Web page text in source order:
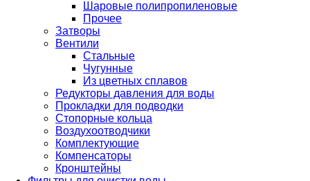
Шаровые полипропиленовые
Прочее
Затворы
Вентили
Стальные
Чугунные
Из цветных сплавов
Редукторы давления для воды
Прокладки для подводки
Стопорные кольца
Воздухоотводчики
Комплектующие
Компенсаторы
Кронштейны